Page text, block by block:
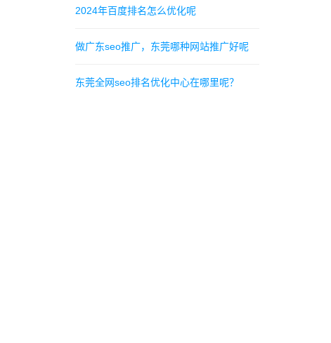
2024年百度排名怎么优化呢
做广东seo推广，东莞哪种网站推广好呢
东莞全网seo排名优化中心在哪里呢？